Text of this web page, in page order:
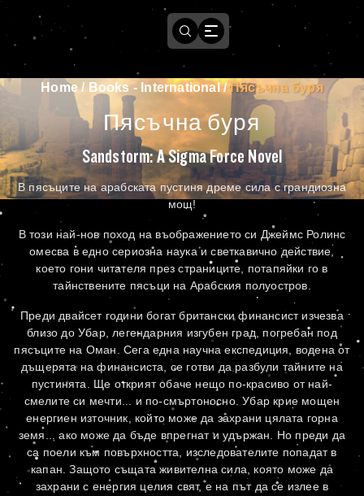
Home/ Books - International/Пясъчна буря
Пясъчна буря
Sandstorm: A Sigma Force Novel
В пясъците на арабската пустиня дреме сила с грандиозна
мощ!
В този най-нов поход на въображението си Джеймс Ролинс
омесва в едно сериозна наука и светкавично действие,
което гони читателя през страниците, потапяйки го в
тайнствените пясъци на Арабския полуостров.
Преди двайсет години богат британски финансист изчезва
близо до Убар, легендарния изгубен град, погребан под
пясъците на Оман. Сега една научна експедиция, водена от
дъщерята на финансиста, се готви да разбули тайните на
пустинята. Ще открият обаче нещо по-красиво от най-
смелите си мечти... и по-смъртоносно. Убар крие мощен
енергиен източник, който може да захрани цялата горна
земя... ако може да бъде впрегнат и удържан. Но преди да
са поели към повърхността, изследователите попадат в
капан. Защото същата живителна сила, която може да
захрани с енергия целия свят, е на път да се излее в